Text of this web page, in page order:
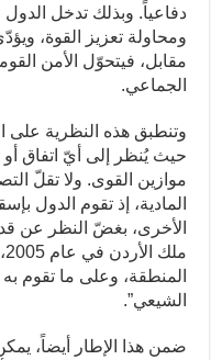
دفاعياً. وبذلك تدخل
ومحاولة تعزيز القوة،
مقابل، فيتحوّل الأمن
الجماعي.
وتنطبق هذه النظرية على
حيث يُنظر إلى أيّ اتفاق أو
موازين القوى. ولا تقلّ
المادية، إذ تقوم الدول
الأخرى، بغضّ النظر عن
المنطقة، وعلى ما تقوم به
الشيعي”.
ضمن هذا الإطار أيضاً،